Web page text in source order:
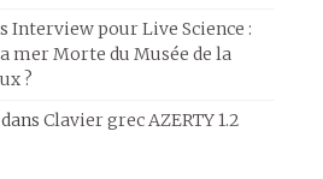
Interview pour Live Science :
mer Morte du Musée de la
?
dans Clavier grec AZERTY 1.2